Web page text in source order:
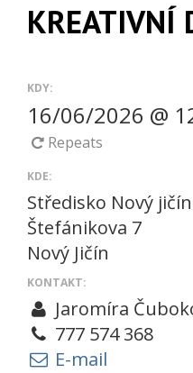
KREATIVNÍ
KDY:
16/06/2026 @
Repeats
KDE:
Středisko Nový jičín
Štefánikova 7
Nový Jičín
KONTAKT:
Jaromíra
777 574 368
E-mail